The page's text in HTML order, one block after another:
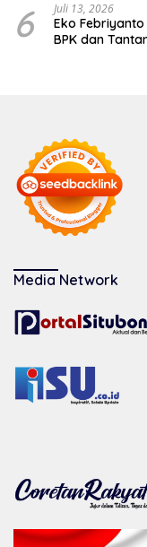
6 Juli 13, 2026
Eko Febriyanto
BPK dan
Media Network